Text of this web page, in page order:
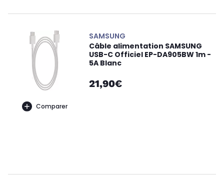
Comparer
SAMSUNG
Câble alimentation SAMSUNG
USB-C Officiel EP-DA905BW 1m -
5A Blanc
21,90€